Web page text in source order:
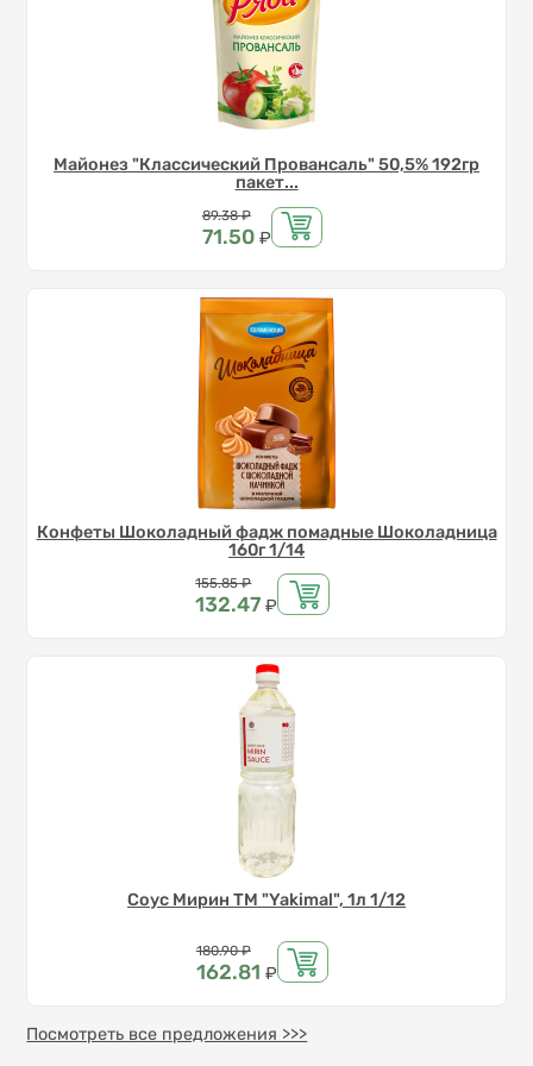
Майонез "Классический Провансаль" 50,5% 192гр
пакет...
Цена
89.38 ₽
71.50 ₽
Конфеты Шоколадный фадж помадные Шоколадница
160г 1/14
Цена
155.85 ₽
132.47 ₽
Соус Мирин ТМ "Yakimal", 1л 1/12
Цена
180.90 ₽
162.81 ₽
Посмотреть все предложения >>>